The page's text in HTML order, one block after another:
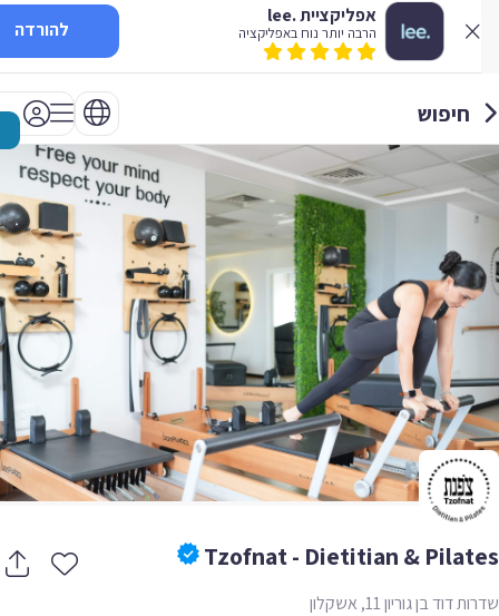
אפליקציית .lee
הרבה יותר נוח באפליקציה להורדה
חיפוש
Tzofnat - Dietitian &
דוד בן גוריון 11, אשקלון